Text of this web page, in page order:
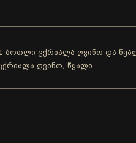
ბოთლი ცქრიალა ღვინო და
ღვინო, წყალი